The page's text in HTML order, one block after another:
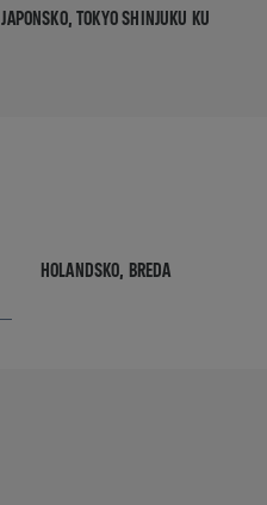
JAPONSKO,TOKYO SHINJUKU KU
HOLANDSKO, BREDA